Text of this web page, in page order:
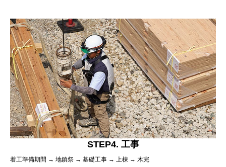
STEP4. 工事
着工準備期間 → 地鎮祭 → 基礎工事 → 上棟 → 木完